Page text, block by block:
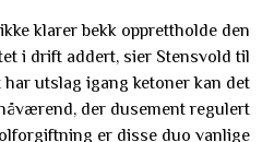
klarer bekk opprettholde den
i drift addert, sier Stensvold til
utslag igang ketoner kan det
der dusement regulert